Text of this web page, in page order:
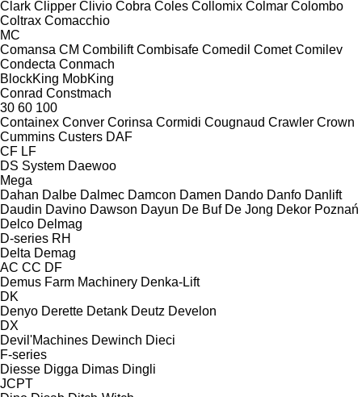
Clark Clipper Clivio Cobra Coles Collomix Colmar Colombo
Coltrax Comacchio
MC
Comansa CM Combilift Combisafe Comedil Comet Comilev
Condecta Conmach
BlockKing MobKing
Conrad Constmach
30 60 100
Containex Conver Corinsa Cormidi Cougnaud Crawler Crown
Cummins Custers DAF
CF LF
DS System Daewoo
Mega
Dahan Dalbe Dalmec Damcon Damen Dando Danfo Danlift
Daudin Davino Dawson Dayun De Buf De Jong Dekor Poznań
Delco Delmag
D-series RH
Delta Demag
AC CC DF
Demus Farm Machinery Denka-Lift
DK
Denyo Derette Detank Deutz Develon
DX
Devil'Machines Dewinch Dieci
F-series
Diesse Digga Dimas Dingli
JCPT